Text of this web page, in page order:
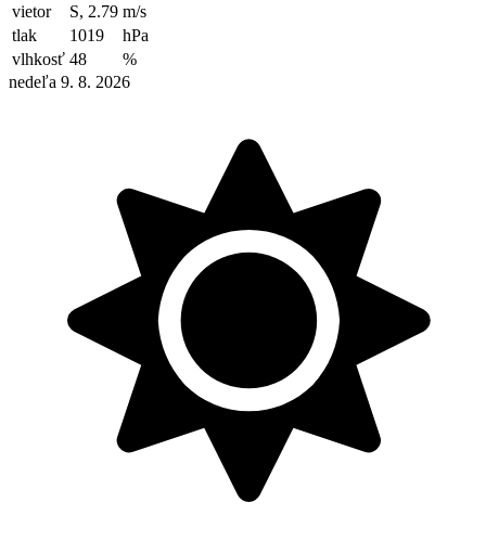
vietor
S, 2.79 m/s
tlak
1019
hPa
vlhkosť 48
%
nedeľa 9. 8. 2026